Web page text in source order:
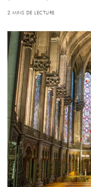
2 MINS DE LECTURE